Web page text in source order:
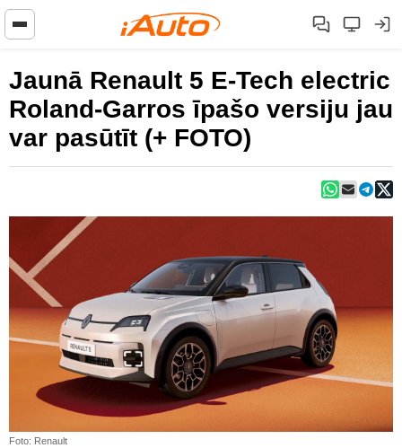
Jaunā Renault 5 E-Tech electric
Roland-Garros īpašo versiju jau
var pasūtīt (+ FOTO)
Foto: Renault